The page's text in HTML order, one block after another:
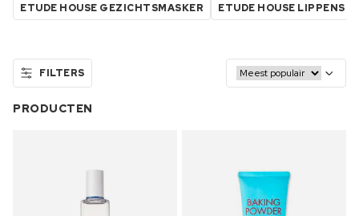
ETUDE HOUSE GEZICHTSMASKER ETUDE HOUSE
FILTERS
PRODUCTEN